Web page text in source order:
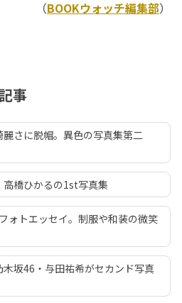
（BOOKウォッチ編集部）
事
麗さに脱帽。異色の写真集第二
橋ひかるの1st写真集
ォトエッセイ。制服や和装の微笑
木坂46・与田祐希がセカンド写真